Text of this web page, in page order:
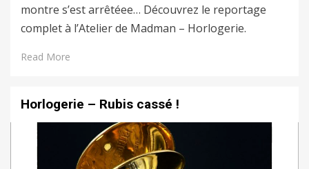
montre s’est arrêtéee… Découvrez le reportage
complet à l’Atelier de Madman – Horlogerie.
Read More
Horlogerie – Rubis cassé !